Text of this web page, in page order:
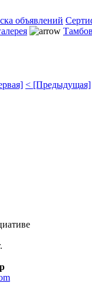
объявлений
< [Предыдущая]